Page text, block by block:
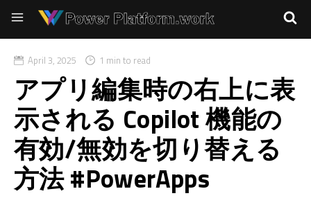
April 3, 2025 1 min to read
アプリ編集時の右上に表
示される Copilot 機能の
有効/無効を切り替える
方法 #PowerApps